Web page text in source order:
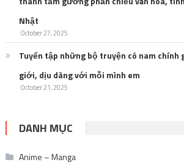
Nhật
October 27, 2025
Tuyển tập những bộ truyện có nam
giới, dịu dàng với mỗi mình em
October 21, 2025
DANH MỤC
Anime – Manga